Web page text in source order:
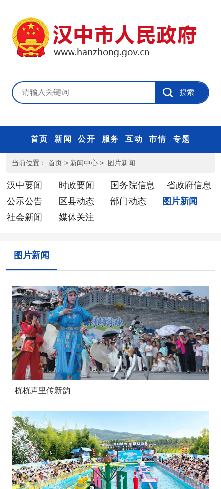
首页 新闻 公开 服务 互动 市情 专题
当前位置： 首页 > 新闻中心 > 图片新闻
汉中要闻 时政要闻 国务院信息
省政府信息
公示公告
区县动态 部门动态
图片新闻
社会新闻
媒体关注
图片新闻
桄桄声里传新韵